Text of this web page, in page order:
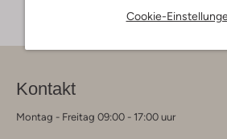
Cookie-
Kontakt
Montag - Freitag 09:00 - 17:00 uur